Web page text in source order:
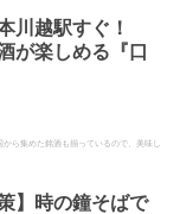
川越駅すぐ！
が楽しめる『口
ら集めた銘酒も揃っているので、美味し
】時の鐘そばで